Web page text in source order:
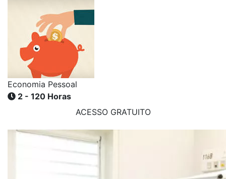
Economia Pessoal
2 - 120 Horas
ACESSO GRATUITO